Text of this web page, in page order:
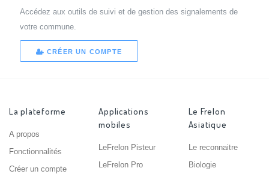
Accédez aux outils de suivi et de gestion des signalements de
votre commune.
CRÉER UN COMPTE
La plateforme
A propos
Fonctionnalités
Créer un compte
Applications
mobiles
LeFrelon Pisteur
LeFrelon Pro
Le Frelon
Asiatique
Le reconnaitre
Biologie